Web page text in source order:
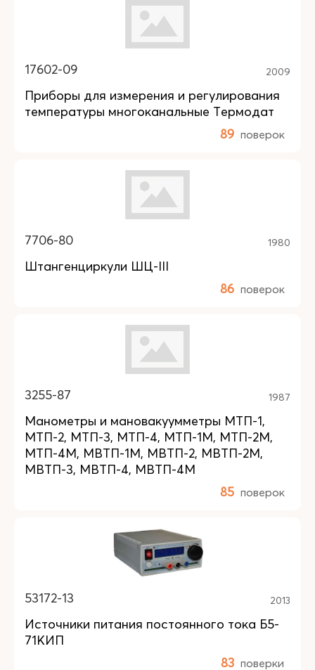
17602-09 2009
Приборы для измерения и регулирования
температуры многоканальные Термодат
89 поверок
7706-80 1980
Штангенциркули ШЦ-III
86 поверок
3255-87 1987
Манометры и мановакуумметры МТП-1,
МТП-2, МТП-3, МТП-4, МТП-1М, МТП-2М,
МТП-4М, МВТП-1М, МВТП-2, МВТП-2М,
МВТП-3, МВТП-4, МВТП-4М
85 поверок
53172-13 2013
Источники питания постоянного тока Б5-
71КИП
83 поверки